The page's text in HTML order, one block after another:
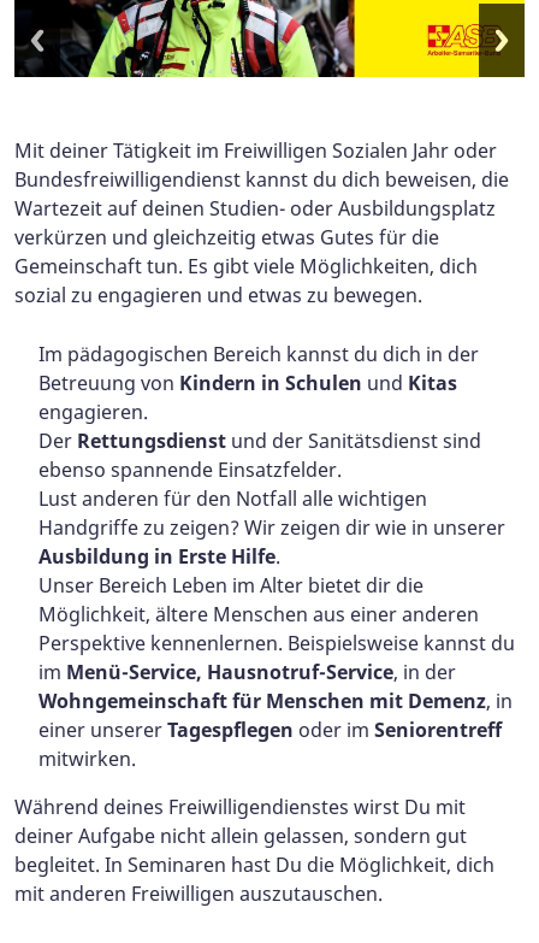
Mit deiner Tätigkeit im Freiwilligen Sozialen Jahr oder
Bundesfreiwilligendienst kannst du dich beweisen, die
Wartezeit auf deinen Studien- oder Ausbildungsplatz
verkürzen und gleichzeitig etwas Gutes für die
Gemeinschaft tun. Es gibt viele Möglichkeiten, dich
sozial zu engagieren und etwas zu bewegen.
Im pädagogischen Bereich kannst du dich in der
Betreuung von Kindern in Schulen und Kitas
engagieren.
Der Rettungsdienst und der Sanitätsdienst sind
ebenso spannende Einsatzfelder.
Lust anderen für den Notfall alle wichtigen
Handgriffe zu zeigen? Wir zeigen dir wie in unserer
Ausbildung in Erste Hilfe.
Unser Bereich Leben im Alter bietet dir die
Möglichkeit, ältere Menschen aus einer anderen
Perspektive kennenlernen. Beispielsweise kannst du
im Menü-Service, Hausnotruf-Service, in der
Wohngemeinschaft für Menschen mit Demenz, in
einer unsererTagespflegen oder im Seniorentreff
mitwirken.
Während deines Freiwilligendienstes wirst Du mit
deiner Aufgabe nicht allein gelassen, sondern gut
begleitet. In Seminaren hast Du die Möglichkeit, dich
mit anderen Freiwilligen auszutauschen.